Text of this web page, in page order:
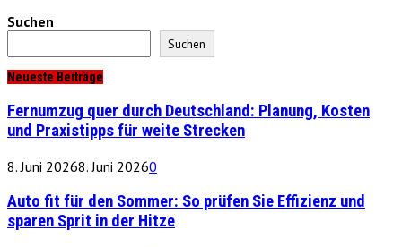
Suchen
Suchen
Neueste Beiträge
Fernumzug quer durch Deutschland: Planung, Kosten
und Praxistipps für weite Strecken
8. Juni 20268. Juni 20260
Auto fit für den Sommer: So prüfen Sie Effizienz und
sparen Sprit in der Hitze